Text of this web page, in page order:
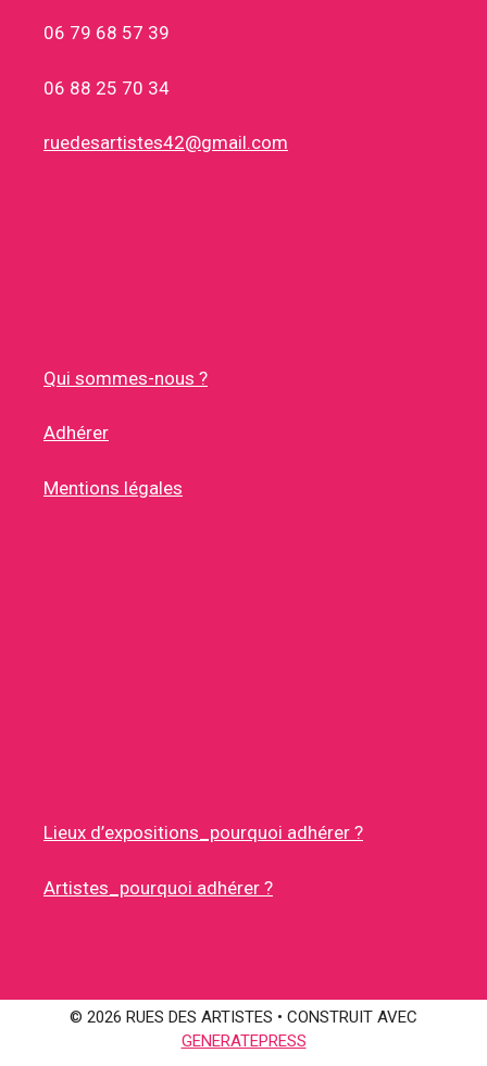
06 79 68 57 39
06 88 25 70 34
ruedesartistes42@gmail.com
Qui sommes-nous ?
Adhérer
Mentions légales
Lieux d’expositions_pourquoi adhérer ?
Artistes_pourquoi adhérer ?
© 2026 RUES DES ARTISTES • CONSTRUIT AVEC
GENERATEPRESS